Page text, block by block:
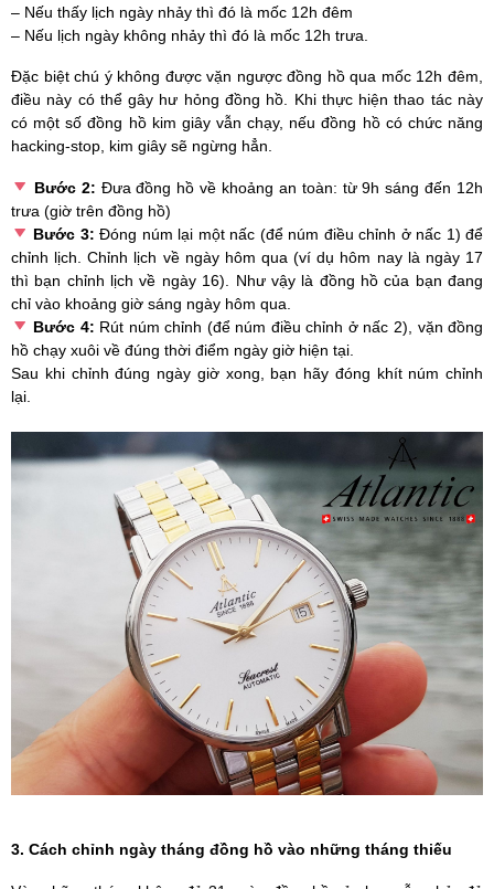
– Nếu thấy lịch ngày nhảy thì đó là mốc 12h đêm
– Nếu lịch ngày không nhảy thì đó là mốc 12h trưa.
Đặc biệt chú ý không được vặn ngược đồng hồ qua mốc 12h đêm,
điều này có thể gây hư hỏng đồng hồ. Khi thực hiện thao tác này
có một số đồng hồ kim giây vẫn chạy, nếu đồng hồ có chức năng
hacking-stop, kim giây sẽ ngừng hẳn.
Bước 2: Đưa đồng hồ về khoảng an toàn: từ 9h sáng đến 12h
trưa (giờ trên đồng hồ)
Bước 3: Đóng núm lại một nấc (để núm điều chỉnh ở nấc 1) để
chỉnh lịch. Chỉnh lịch về ngày hôm qua (ví dụ hôm nay là ngày 17
thì bạn chỉnh lịch về ngày 16). Như vậy là đồng hồ của bạn đang
chỉ vào khoảng giờ sáng ngày hôm qua.
Bước 4: Rút núm chỉnh (để núm điều chỉnh ở nấc 2), vặn đồng
hồ chạy xuôi về đúng thời điểm ngày giờ hiện tại.
Sau khi chỉnh đúng ngày giờ xong, bạn hãy đóng khít núm chỉnh
lại.
3. Cách chỉnh ngày tháng đồng hồ vào những tháng thiếu